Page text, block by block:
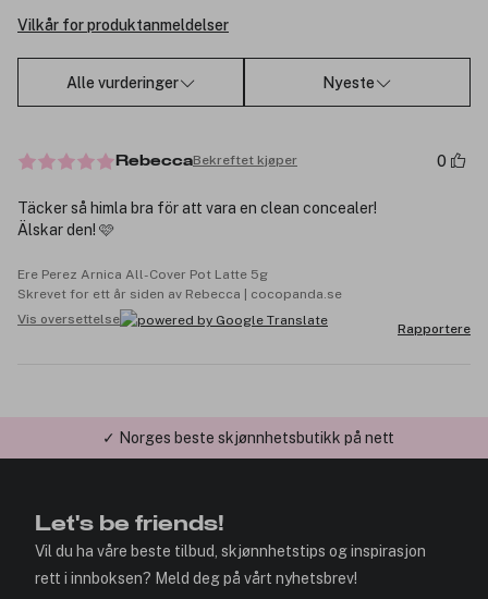
Vilkår for produktanmeldelser
Alle vurderinger Nyeste
RebeccaBekreftet kjøper 0
Täcker så himla bra för att vara en clean concealer!
Älskar den! 🩷
Ere Perez Arnica All-Cover Pot Latte 5g
Skrevet for ett år siden av Rebecca | cocopanda.se
Vis oversettelse
Rapportere
✓ Årets Nettbutikk 2026 og 2025
Let's be friends!
Vil du ha våre beste tilbud, skjønnhetstips og inspirasjon
rett i innboksen? Meld deg på vårt nyhetsbrev!